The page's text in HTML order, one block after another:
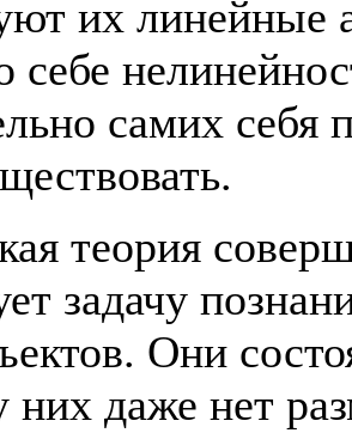
их линейные
себе
самих себя
теория
задачу
Они
них даже нет